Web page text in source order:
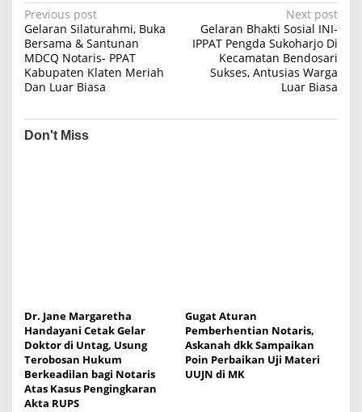
P
o
s
t
a
n
Previous post
Gelaran Silaturahmi, Buka
Bersama & Santunan
MDCQ Notaris- PPAT
Kabupaten Klaten Meriah
Dan Luar Biasa
Next post
Gelaran Bhakti Sosial INI-
IPPAT Pengda Sukoharjo Di
Kecamatan Bendosari
Sukses, Antusias Warga
Luar Biasa
Don't Miss
Dr. Jane Margaretha
Handayani Cetak Gelar
Doktor di Untag, Usung
Terobosan Hukum
Berkeadilan bagi Notaris
Atas Kasus Pengingkaran
Akta RUPS
Gugat Aturan
Pemberhentian Notaris,
Askanah dkk Sampaikan
Poin Perbaikan Uji Materi
UUJN di MK